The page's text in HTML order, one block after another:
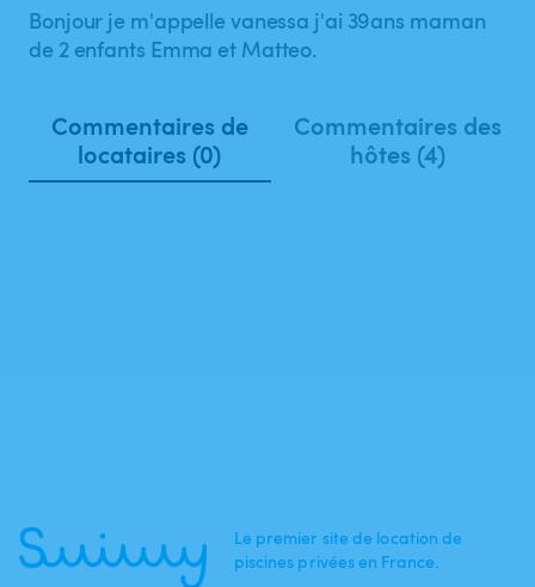
Bonjour je m'appelle vanessa j'ai 39ans maman
de 2 enfants Emma et Matteo.
Commentaires de
locataires (0)
Commentaires des
hôtes (4)
Le premier site de location de
piscines privées en France.